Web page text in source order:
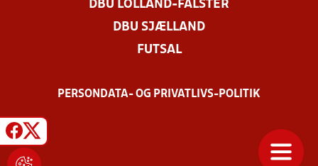
DBU LOLLAND-FALSTER
DBU SJÆLLAND
FUTSAL
PERSONDATA- OG PRIVATLIVS-POLITIK